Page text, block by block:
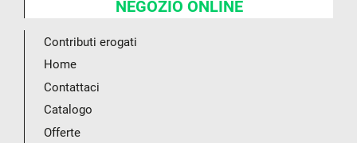
NEGOZIO ONLINE
Contributi erogati
Home
Contattaci
Catalogo
Offerte